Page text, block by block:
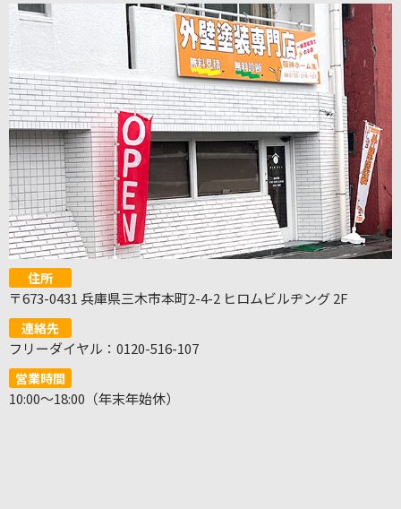
住所
〒673-0431 兵庫県三木市本町2-4-2 ヒロムビルヂング 2F
連絡先
フリーダイヤル：0120-516-107
営業時間
10:00～18:00（年末年始休）